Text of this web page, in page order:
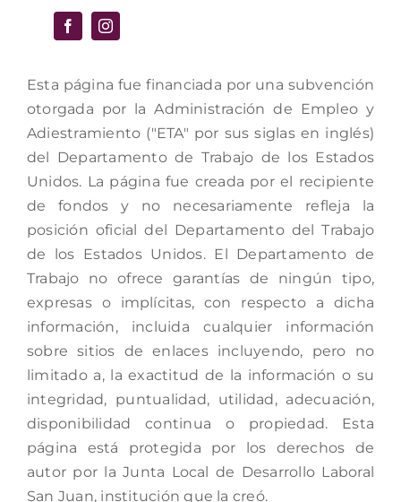
Esta página fue financiada por una subvención
otorgada por la Administración de Empleo y
Adiestramiento ("ETA" por sus siglas en inglés)
del Departamento de Trabajo de los Estados
Unidos. La página fue creada por el recipiente
de fondos y no necesariamente refleja la
posición oficial del Departamento del Trabajo
de los Estados Unidos. El Departamento de
Trabajo no ofrece garantías de ningún tipo,
expresas o implícitas, con respecto a dicha
información, incluida cualquier información
sobre sitios de enlaces incluyendo, pero no
limitado a, la exactitud de la información o su
integridad, puntualidad, utilidad, adecuación,
disponibilidad continua o propiedad. Esta
página está protegida por los derechos de
autor por la Junta Local de Desarrollo Laboral
San Juan, institución que la creó.